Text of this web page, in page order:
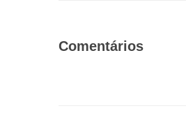
Comentários